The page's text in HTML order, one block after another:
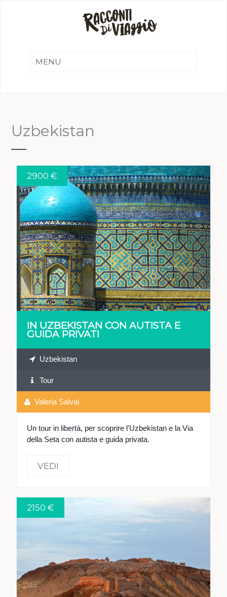
Uzbekistan
2900 €
VEDI
IN UZBEKISTAN CON AUTISTA E
GUIDA PRIVATI
Uzbekistan
Tour
Valeria Salvai
Un tour in libertà, per scoprire l'Uzbekistan e la Via
della Seta con autista e guida privata.
VEDI
2150 €
VEDI